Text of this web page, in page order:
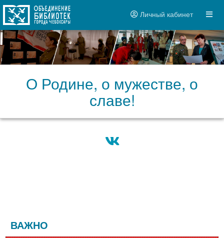
Личный кабинет
О Родине, о мужестве, о
славе!
ВАЖНО